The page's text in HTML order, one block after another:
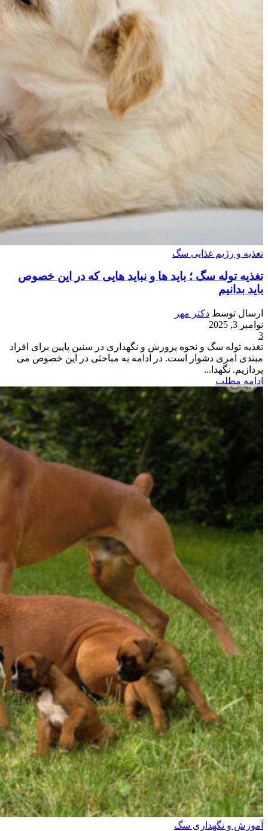
تغذیه و رژیم غذایی سگ
تغذیه توله سگ ؛ باید ها و نباید هایی که در این خصوص
باید بدانیم
ارسال توسط دکتر مهر
نوامبر 3, 2025
3
تغذیه توله سگ و نحوه پرورش و نگهداری در سنین پایین برای افراد
مبتدی امری دشوار است. در ادامه به مباحثی در این خصوص می
پردازیم. نگهدا...
ادامه مطلب
آموزش و نگهداری سگ